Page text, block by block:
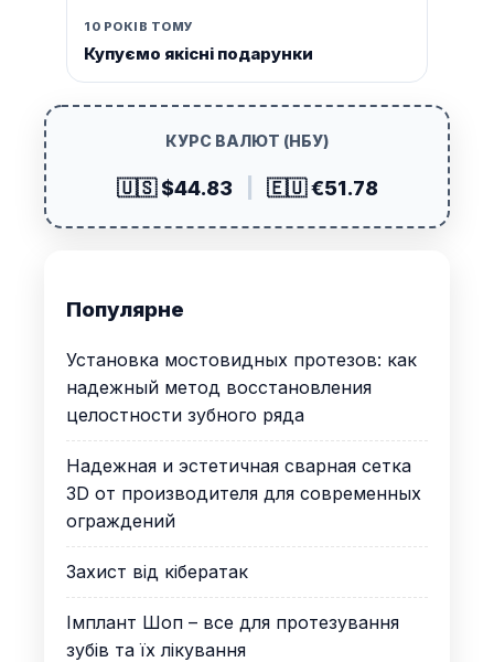
10 РОКІВ ТОМУ
Купуємо якісні подарунки
КУРС ВАЛЮТ (НБУ)
🇺🇸 $44.83 🇪🇺 €51.78
Популярне
Установка мостовидных протезов: как
надежный метод восстановления
целостности зубного ряда
Надежная и эстетичная сварная сетка
3D от производителя для современных
ограждений
Захист від кібератак
Імплант Шоп – все для протезування
зубів та їх лікування